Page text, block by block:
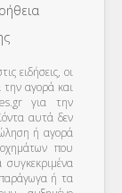
ειδήσεις, οι
την αγορά και
για την
αυτά δεν
ή αγορά
που
ή τα